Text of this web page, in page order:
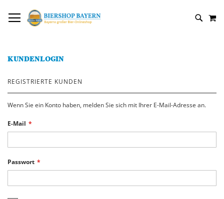
ZUM
INHALT
KUNDENLOGIN
REGISTRIERTE KUNDEN
Wenn Sie ein Konto haben, melden Sie sich mit Ihrer E-Mail-Adresse an.
E-Mail
Passwort